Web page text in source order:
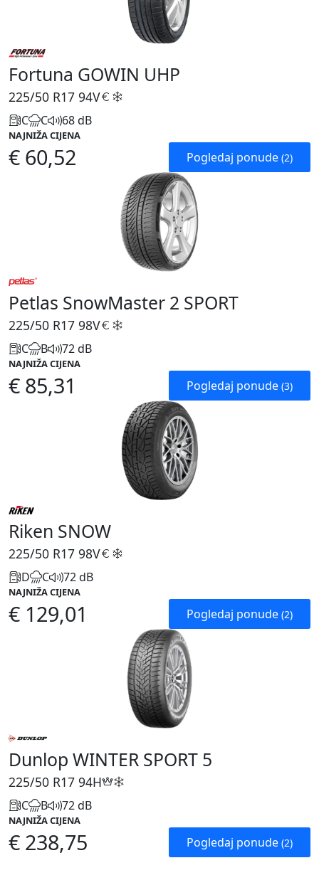
Fortuna GOWIN UHP
225/50 R17 94V
C C 68 dB
NAJNIŽA CIJENA
€ 60,52 Pogledaj ponude (2)
Petlas SnowMaster 2 SPORT
225/50 R17 98V
C B 72 dB
NAJNIŽA CIJENA
€ 85,31 Pogledaj ponude (3)
Riken SNOW
225/50 R17 98V
D C 72 dB
NAJNIŽA CIJENA
€ 129,01 Pogledaj ponude (2)
Dunlop WINTER SPORT 5
225/50 R17 94H
C B 72 dB
NAJNIŽA CIJENA
€ 238,75 Pogledaj ponude (2)